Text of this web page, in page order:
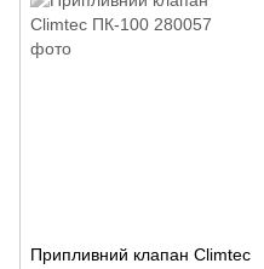
Припливний клапан Climtec